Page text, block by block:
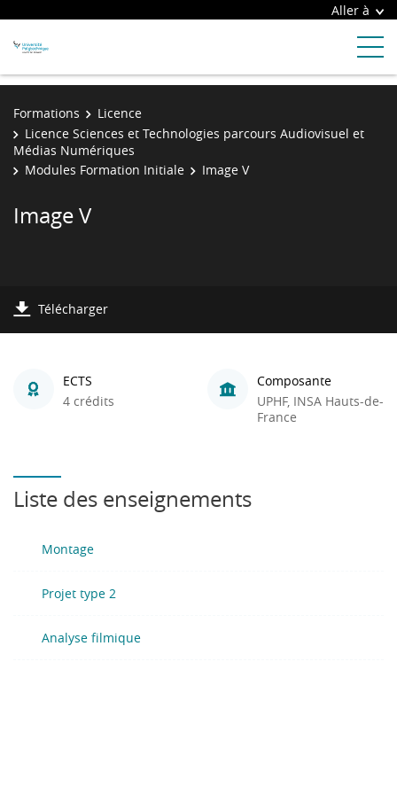
Aller à
Formations
Licence
Licence Sciences et Technologies parcours Audiovisuel et
Médias Numériques
Modules Formation Initiale
Image V
Image V
Télécharger
ECTS
4 crédits
Composante
UPHF, INSA Hauts-de-
France
Liste des enseignements
Montage
Projet type 2
Analyse filmique